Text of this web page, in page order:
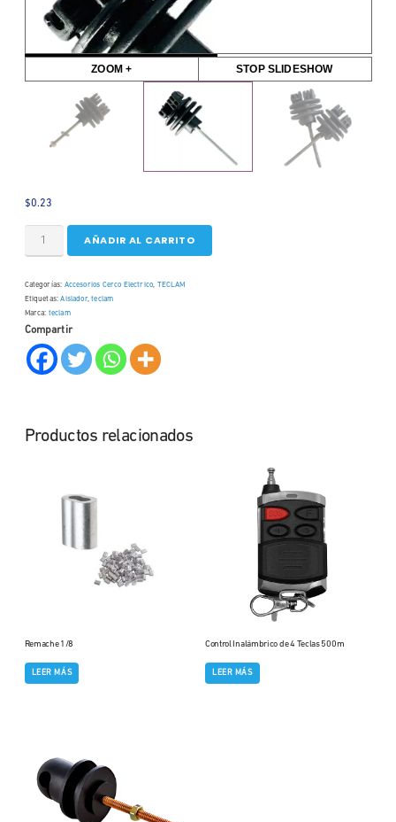
ZOOM + STOP SLIDESHOW
$0.23
AÑADIR AL CARRITO
Categorías: Accesorios Cerco Electrico,
TECLAM
Etiquetas:Aislador,teclam
Marca: teclam
Compartir
Productos relacionados
Remache 1/8
LEER MÁS
Control Inalámbrico de 4 Teclas 500m
LEER MÁS